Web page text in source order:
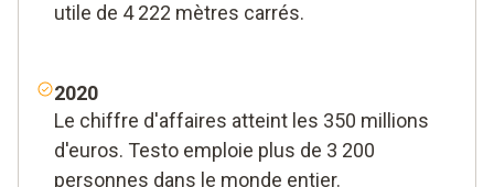
utile de 4 222 mètres carrés.
2020
Le chiffre d'affaires atteint les 350 millions
d'euros. Testo emploie plus de 3 200
personnes dans le monde entier.